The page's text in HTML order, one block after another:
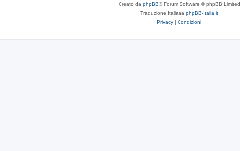
Creato da phpBB® Forum Software © phpBB Limited
Traduzione Italiana phpBB-Italia.it
Privacy | Condizioni